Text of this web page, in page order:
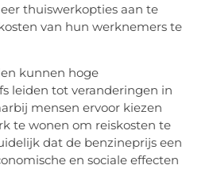
thuiswerkopties aan te
van hun werknemers te
kunnen hoge
leiden tot veranderingen in
mensen ervoor kiezen
te wonen om reiskosten te
dat de benzineprijs een
en sociale effecten